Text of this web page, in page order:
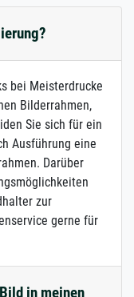
bei Meisterdrucke
Bilderrahmen,
Sie sich für ein
Ausführung eine
Darüber
zur
gerne für
in meinen